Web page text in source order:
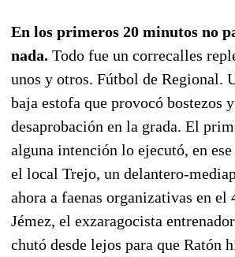
En los primeros 20 minutos no
nada. Todo fue un correcalles
unos y otros. Fútbol de Regional.
baja estofa que provocó bostezos
desaprobación en la grada. El
alguna intención lo ejecutó, en
el local Trejo, un delantero-
ahora a faenas organizativas en el
Jémez, el exzaragocista
chutó desde lejos para que Ratón